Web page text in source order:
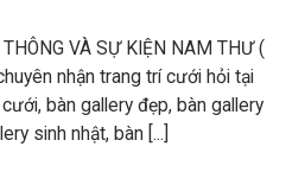
VÀ SỰ KIỆN NAM THƯ (
nhận trang trí cưới hỏi tại
bàn gallery đẹp, bàn gallery
sinh nhật, bàn [...]